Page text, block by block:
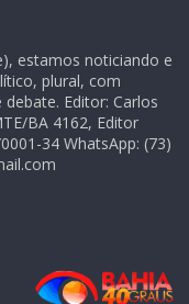
estamos noticiando e
plural, com
Editor: Carlos
BA 4162, Editor
34 WhatsApp: (73)